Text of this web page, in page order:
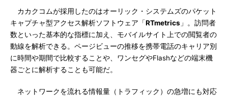
カカクコムが採用したのはオーリック・システムズのパケット
キャプチャ型アクセス解析ソフトウェア「RTmetrics 」。訪問者
数といった基本的な指標に加え、モバイルサイト上での閲覧者の
動線を解析できる。ページビューの推移を携帯電話のキャリア別
に時間や期間で比較することや、ワンセグやFlashなどの端末機
器ごとに解析することも可能だ。
ネットワークを流れる情報量（トラフィック）の急増にも対応